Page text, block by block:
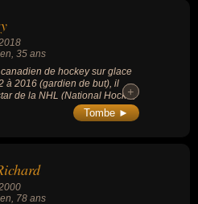
, 35 ans
de hockey sur glace
à 2016 (gardien de but), il
de la NHL (National Hockey
+
+
Tombe ►
, 78 ans